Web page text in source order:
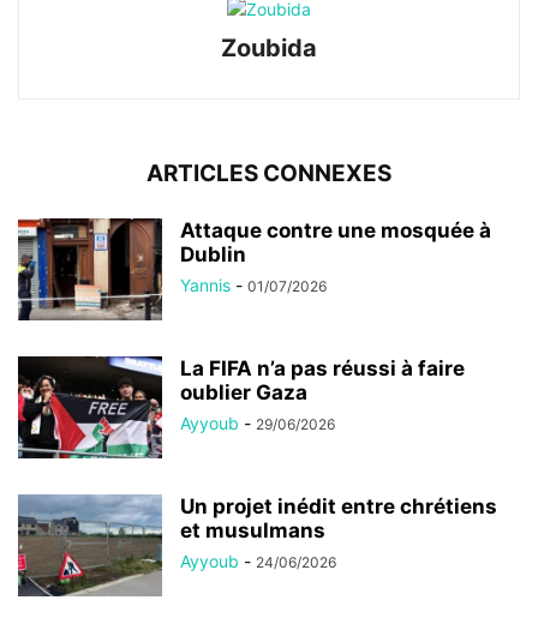
Zoubida
ARTICLES CONNEXES
Attaque contre une mosquée à
Dublin
Yannis - 01/07/2026
La FIFA n’a pas réussi à faire
oublier Gaza
Ayyoub - 29/06/2026
Un projet inédit entre chrétiens
et musulmans
Ayyoub - 24/06/2026